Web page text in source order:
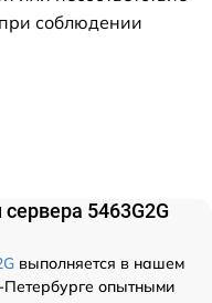
соблюдении
5463G2G
выполняется в нашем
опытными